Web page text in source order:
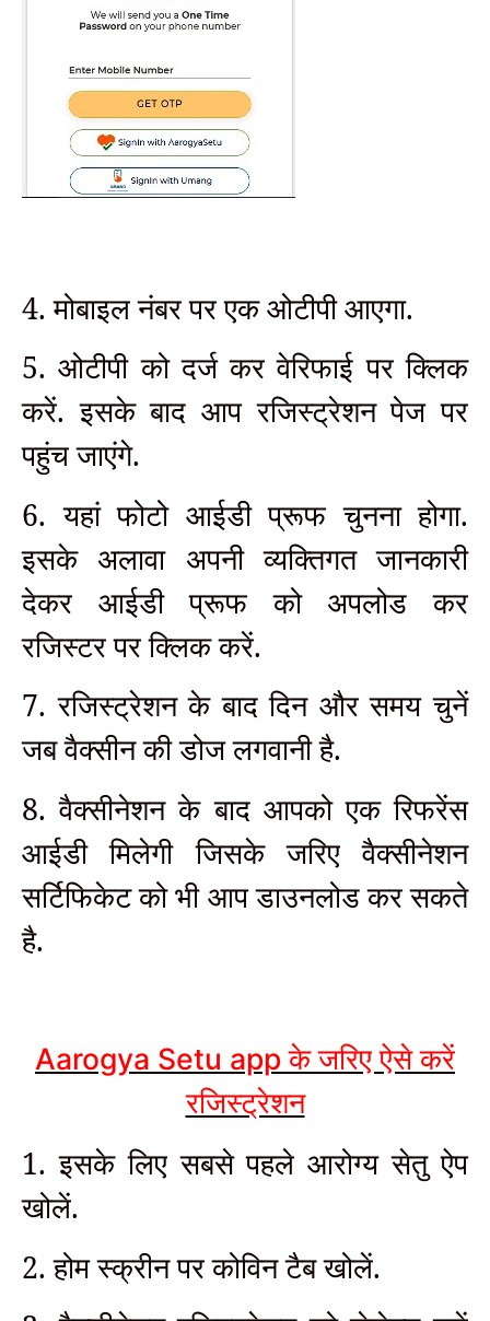
4. मोबाइल नंबर पर एक ओटीपी आएगा.
5. ओटीपी को दर्ज कर वेरिफाई पर क्लिक
करें. इसके बाद आप रजिस्ट्रेशन पेज पर
पहुंच जाएंगे.
6. यहां फोटो आईडी प्रूफ चुनना होगा.
इसके अलावा अपनी व्यक्तिगत जानकारी
देकर आईडी प्रूफ को अपलोड कर
रजिस्टर पर क्लिक करें.
7. रजिस्ट्रेशन के बाद दिन और समय चुनें
जब वैक्सीन की डोज लगवानी है.
8. वैक्सीनेशन के बाद आपको एक रिफरेंस
आईडी मिलेगी जिसके जरिए वैक्सीनेशन
सर्टिफिकेट को भी आप डाउनलोड कर सकते
है.
Aarogya Setu appके जरिए ऐसे करें
रजिस्ट्रेशन
1. इसके लिए सबसे पहले आरोग्य सेतु ऐप
खोलें.
2. होम स्क्रीन पर कोविन टैब खोलें.